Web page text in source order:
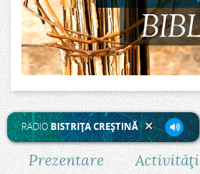
RADIOBISTRIŢA CREŞTINĂ
Prezentare Activităţi